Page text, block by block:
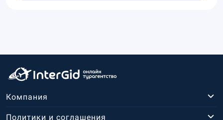
Компания
Политики и соглашения